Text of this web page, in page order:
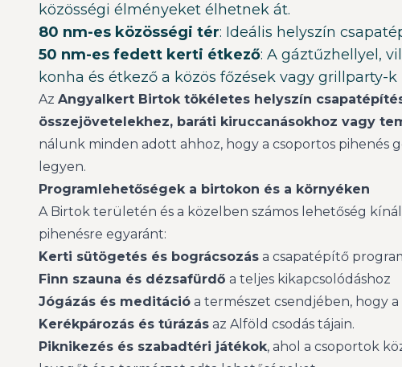
közösségi élményeket élhetnek át.
80 nm-es közösségi tér: Ideális helyszín
50 nm-es fedett kerti étkező: A gáztűzhellyel,
konha és étkező a közös főzések vagy
Az Angyalkert Birtok tökéletes helyszín
összejövetelekhez, baráti kiruccanásokhoz vagy
nálunk minden adott ahhoz, hogy a csoportos pihenés
legyen.
Programlehetőségek a birtokon és a környéken
A Birtok területén és a közelben számos lehetőség
pihenésre egyaránt:
Kerti sütögetés és bográcsozás a csapatépítő
Finn szauna és dézsafürdő a teljes kikapcsolódáshoz
Jógázás és meditáció a természet csendjében, hogy
Kerékpározás és túrázás az Alföld csodás tájain.
Piknikezés és szabadtéri játékok, ahol a csoportok